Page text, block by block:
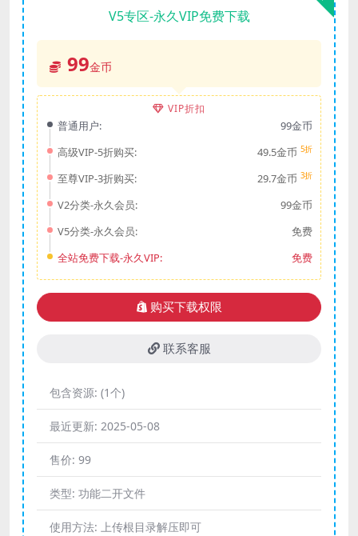
V5专区-永久VIP免费下载
99金币
VIP折扣
普通用户:
99金币
高级VIP-5折购买:
49.5金币 5折
至尊VIP-3折购买: 29.7金币 3折
V2分类-永久会员:
99金币
V5分类-永久会员:
免费
全站免费下载-永久VIP:
免费
购买下载权限
联系客服
包含资源: (1个)
最近更新: 2025-05-08
售价: 99
类型: 功能二开文件
使用方法: 上传根目录解压即可